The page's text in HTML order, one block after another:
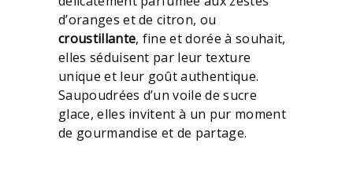
d’oranges et de citron, ou
croustillante, fine et dorée à souhait,
elles séduisent par leur texture
unique et leur goût authentique.
Saupoudrées d’un voile de sucre
glace, elles invitent à un pur moment
de gourmandise et de partage.